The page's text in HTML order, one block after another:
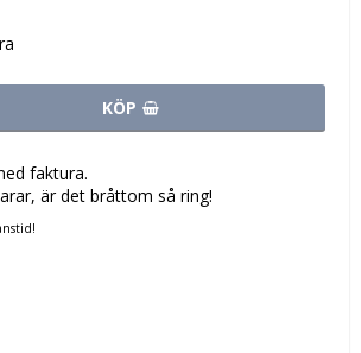
KÖP
faktura.
är det bråttom så ring!